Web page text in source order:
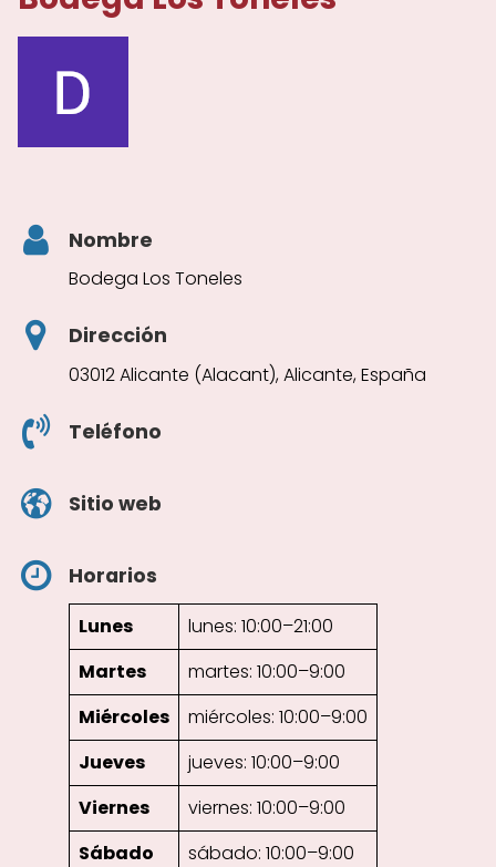
Nombre
Bodega Los Toneles
Dirección
03012 Alicante (Alacant), Alicante, España
Teléfono
Sitio web
Horarios
Lunes
lunes: 10:00–21:00
Martes
martes: 10:00–9:00
Miércoles
miércoles: 10:00–9:00
Jueves
jueves: 10:00–9:00
Viernes
viernes: 10:00–9:00
Sábado
sábado: 10:00–9:00